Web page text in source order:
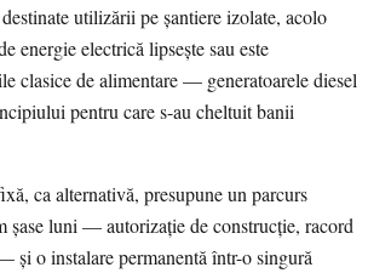
utilizării pe șantiere izolate, acolo
energie electrică lipsește sau este
clasice de alimentare — generatoarele diesel
pentru care s-au cheltuit banii
ca alternativă, presupune un parcurs
șase luni — autorizație de construcție, racord
o instalare permanentă într-o singură